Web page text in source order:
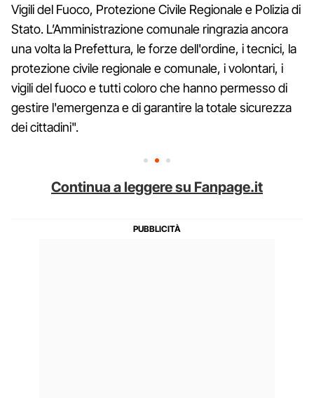
Vigili del Fuoco, Protezione Civile Regionale e Polizia di
Stato. L’Amministrazione comunale ringrazia ancora
una volta la Prefettura, le forze dell'ordine, i tecnici, la
protezione civile regionale e comunale, i volontari, i
vigili del fuoco e tutti coloro che hanno permesso di
gestire l'emergenza e di garantire la totale sicurezza
dei cittadini".
Continua a leggere su Fanpage.it